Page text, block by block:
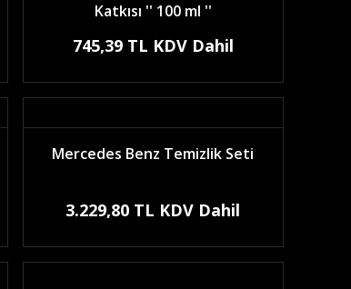
Katkısı '' 100 ml ''
745,39 TL KDV Dahil
Mercedes Benz Temizlik Seti
3.229,80 TL KDV Dahil